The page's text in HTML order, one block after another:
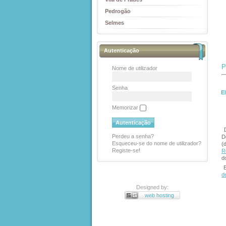
Pedrogão
Selmes
Autenticação
Nome de utilizador
Senha
Memorizar
Perdeu a senha?
Esqueceu-se do nome de utilizador?
Registe-se!
Designed by:
web hosting